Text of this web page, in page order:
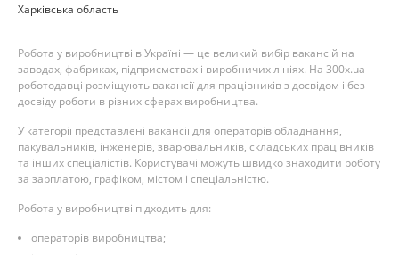
Харківська область
Робота у виробництві в Україні — це великий вибір вакансій на
заводах, фабриках, підприємствах і виробничих лініях. На 300x.ua
роботодавці розміщують вакансії для працівників з досвідом і без
досвіду роботи в різних сферах виробництва.
У категорії представлені вакансії для операторів обладнання,
пакувальників, інженерів, зварювальників, складських працівників
та інших спеціалістів. Користувачі можуть швидко знаходити роботу
за зарплатою, графіком, містом і спеціальністю.
Робота у виробництві підходить для:
операторів виробництва;